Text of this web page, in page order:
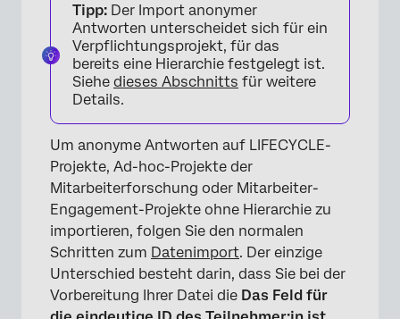
×
Tipp: Der Import anonymer
Antworten unterscheidet sich für ein
Verpflichtungsprojekt, für das
bereits eine Hierarchie festgelegt ist.
Siehe dieses Abschnitts für weitere
Details.
Um anonyme Antworten auf LIFECYCLE-
Projekte, Ad-hoc-Projekte der
Mitarbeiterforschung oder Mitarbeiter-
Engagement-Projekte ohne Hierarchie zu
importieren, folgen Sie den normalen
Schritten zum Datenimport. Der einzige
Unterschied besteht darin, dass Sie bei der
Vorbereitung Ihrer Datei die Das Feld für